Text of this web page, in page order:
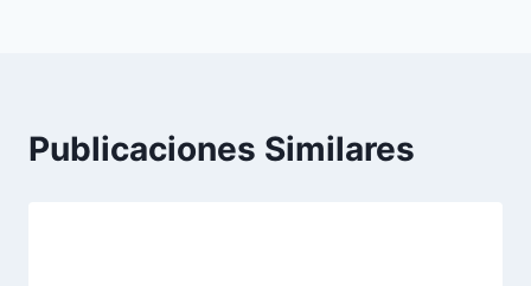
Publicaciones Similares